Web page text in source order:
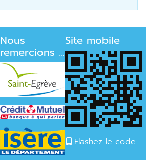
Nous
remercions ...
Site mobile
Flashez le code